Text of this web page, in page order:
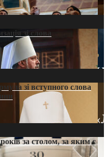
зі слова
зі вступного слова
за столом, за яким є